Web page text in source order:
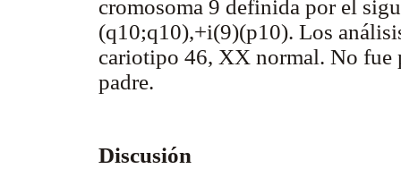
cromosoma 9 definida por el
(q10;q10),+i(9)(p10). Los
cariotipo 46, XX normal. No fue
padre.
Discusión